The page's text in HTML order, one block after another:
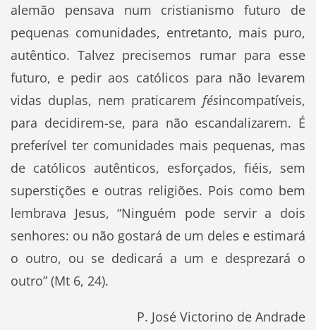
alemão pensava num cristianismo futuro de
pequenas comunidades, entretanto, mais puro,
autêntico. Talvez precisemos rumar para esse
futuro, e pedir aos católicos para não levarem
vidas duplas, nem praticarem fésincompatíveis,
para decidirem-se, para não escandalizarem. É
preferível ter comunidades mais pequenas, mas
de católicos autênticos, esforçados, fiéis, sem
superstições e outras religiões. Pois como bem
lembrava Jesus, “Ninguém pode servir a dois
senhores: ou não gostará de um deles e estimará
o outro, ou se dedicará a um e desprezará o
outro” (Mt 6, 24).
P. José Victorino de Andrade